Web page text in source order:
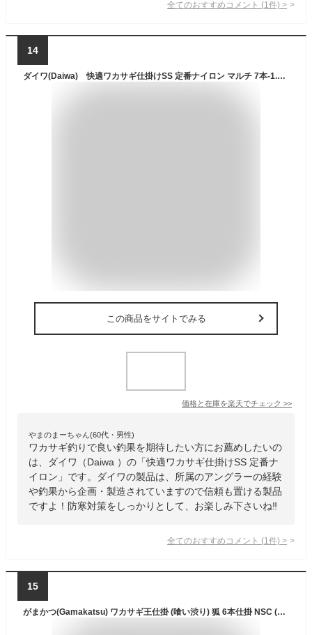
全てのおすすめコメント (1 件) >
14
ダイワ(Daiwa) 快適ワカサギ仕掛けSS 定番ナイロン マルチ 7本-1.5 / ワカサギ釣り ワカサギ仕掛 【釣具 釣り具】
この商品をサイトでみる
価格と在庫を楽天でチェック >>
やまのまーちゃん(60代・男性)
ワカサギ釣りで良い釣果を期待したい方にお薦めしたいの
は、ダイワ（Daiwa ）の「快適ワカサギ仕掛けSS 定番ナ
イロン」です。ダイワの製品は、所属のアングラーの経験
や釣果から企画・製造されていますので信頼も置ける製品
ですよ！防寒対策をしっかりとして、お楽しみ下さいね‼️
全てのおすすめコメント (1 件) >
15
がまかつ(Gamakatsu) ワカサギ王仕掛 (喰い渋り) 狐 6本仕掛 NSC (ナノスムースコート) 1-0.25号 W-255